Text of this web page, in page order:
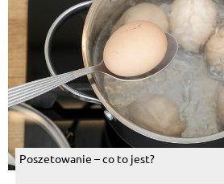
Poszetowanie – co to jest?